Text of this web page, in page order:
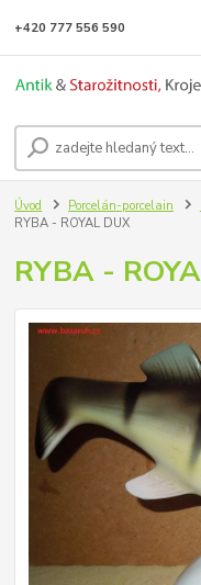
+420 777 556 590
Úvod Porcelán-porcelain
RYBA - ROYAL DUX
RYBA -